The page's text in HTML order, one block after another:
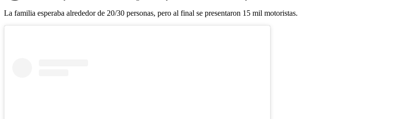
La familia esperaba alrededor de 20/30 personas, pero al final se presentaron 15 mil motoristas.